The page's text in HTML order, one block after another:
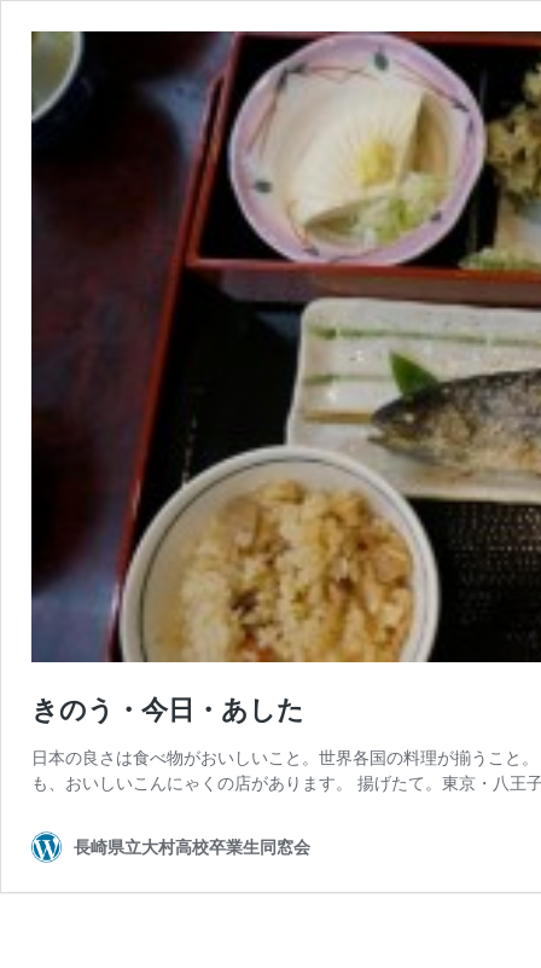
きのう・今日・あした
日本の良さは食べ物がおいしいこと。世界各国の料理が揃うこと
も、おいしいこんにゃくの店があります。 揚げたて。東京・八
長崎県立大村高校卒業生同窓会